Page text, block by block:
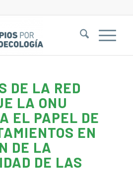
DE LA RED
LA ONU
EL PAPEL DE
EN
DE LA
DE LAS